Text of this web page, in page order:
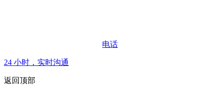
电话
24 小时，实时沟通
返回顶部